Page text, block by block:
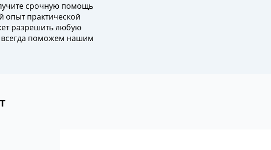
срочную помощь
опыт практической
разрешить любую
всегда поможем нашим